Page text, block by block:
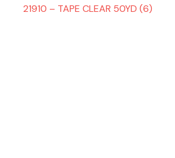
21910 – TAPE CLEAR 50YD (6)